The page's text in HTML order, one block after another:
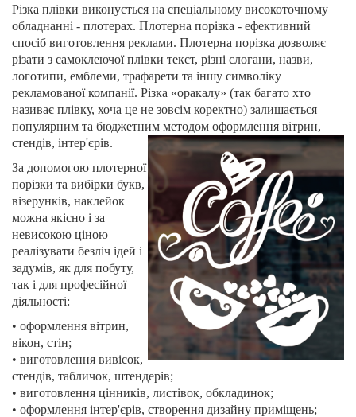
Різка плівки виконується на спеціальному високоточному
обладнанні - плотерах. Плотерна порізка - ефективний
спосіб виготовлення реклами. Плотерна порізка дозволяє
різати з самоклеючої плівки текст, різні слогани, назви,
логотипи, емблеми, трафарети та іншу символіку
рекламованої компанії. Різка «оракалу» (так багато хто
називає плівку, хоча це не зовсім коректно) залишається
популярним та бюджетним методом оформлення вітрин,
стендів, інтер'єрів.
За допомогою плотерної
порізки та вибірки букв,
візерунків, наклейок
можна якісно і за
невисокою ціною
реалізувати безліч ідей і
задумів, як для побуту,
так і для професійної
діяльності:
• оформлення вітрин,
вікон, стін;
• виготовлення вивісок,
стендів, табличок, штендерів;
• виготовлення цінників, листівок, обкладинок;
• оформлення інтер'єрів, створення дизайну приміщень;